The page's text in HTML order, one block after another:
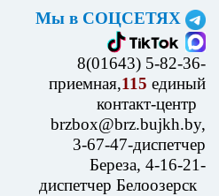
Мы в СОЦСЕТЯХ
8(01643) 5-82-36-
приемная,115 единый
контакт-центр
brzbox@brz.bujkh.by,
3-67-47-диспетчер
Береза, 4-16-21-
диспетчер Белоозерск